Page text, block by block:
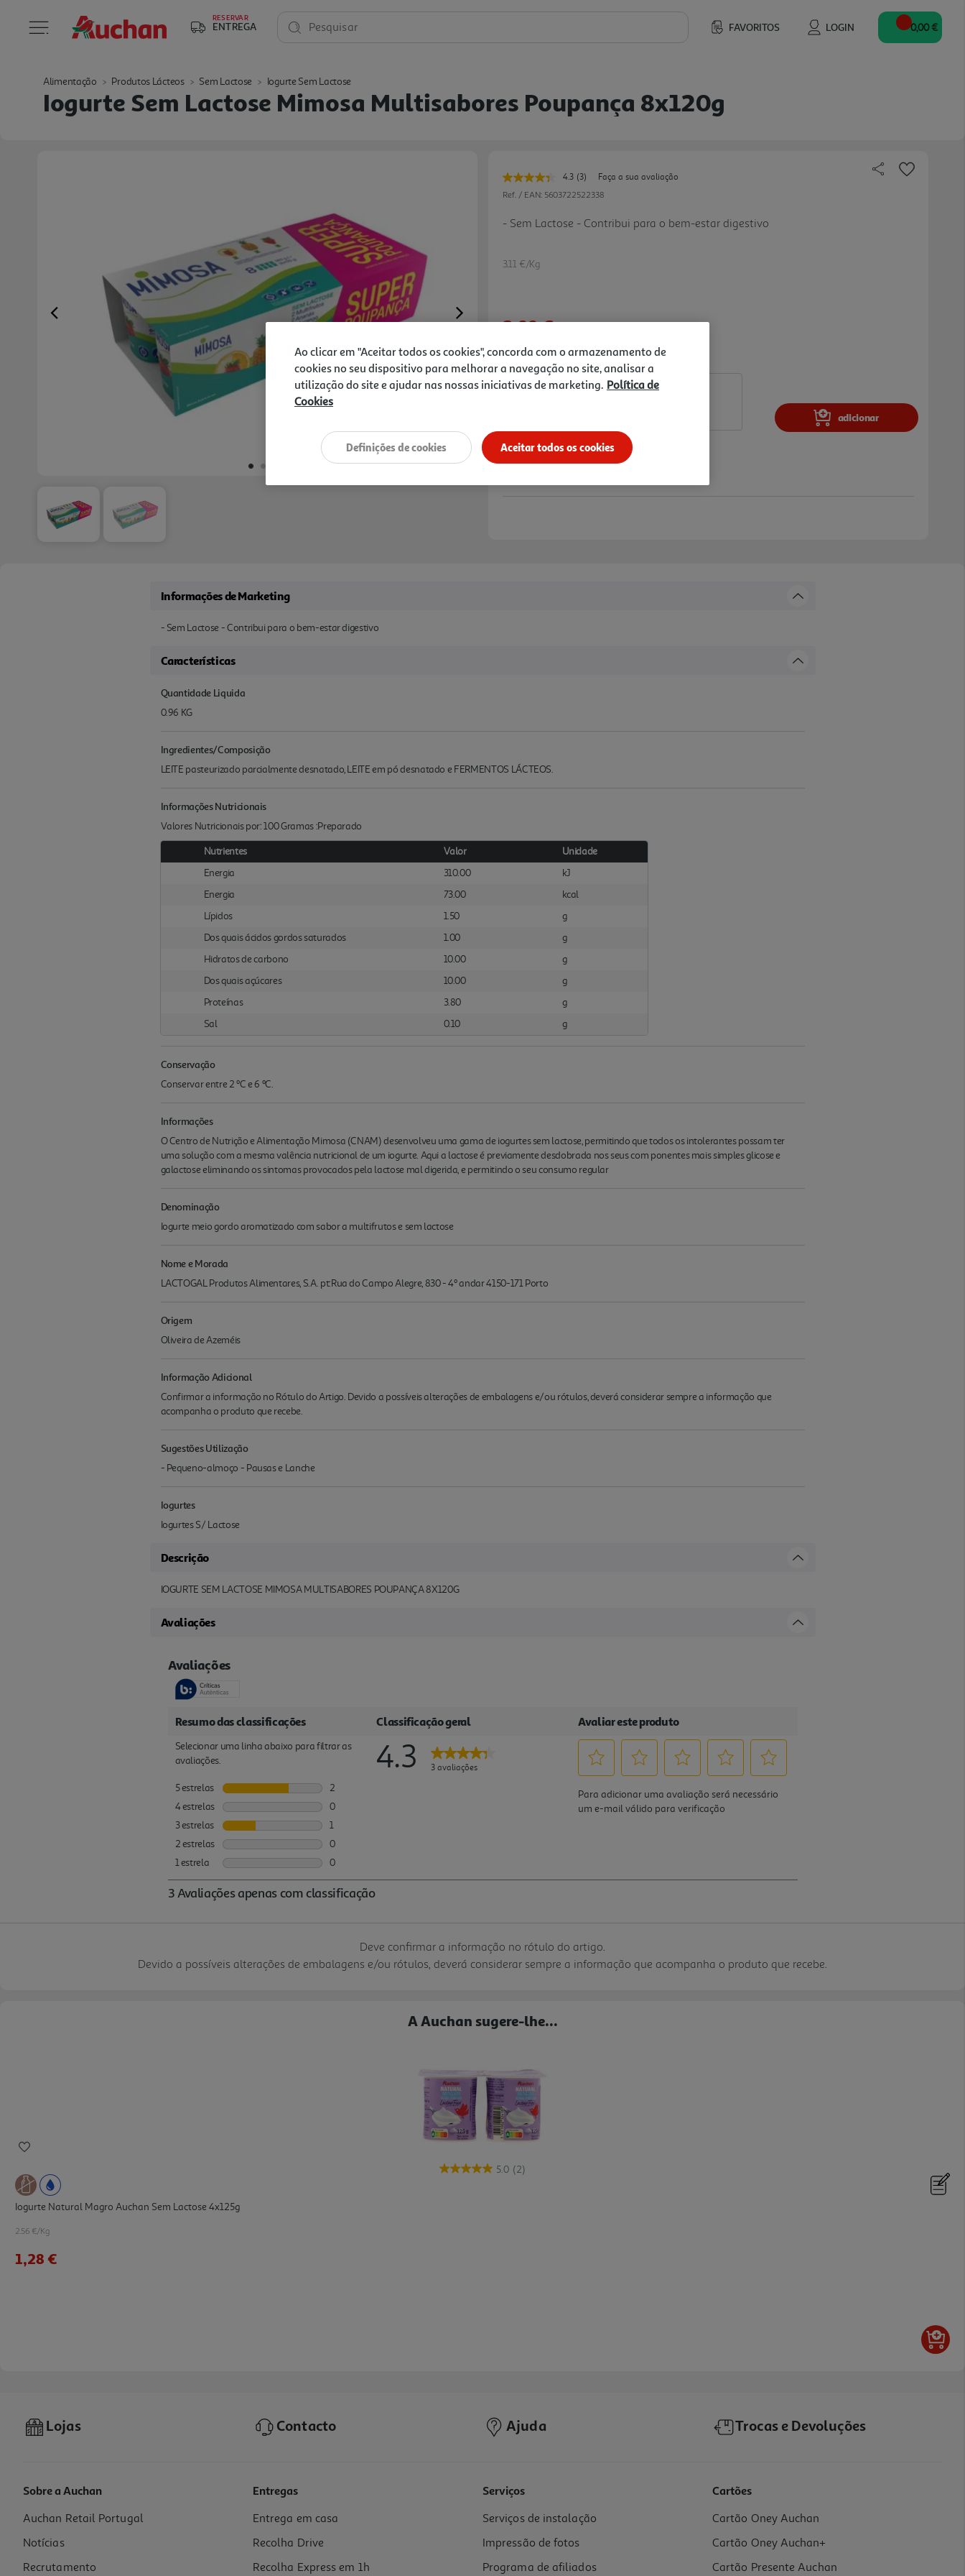
RESERVAR
ENTREGA FAVORITOS LOGIN
Pesquisar 0,00 €
Alimentação Produtos Lácteos Sem Lactose Iogurte Sem Lactose
Iogurte Sem Lactose Mimosa Multisabores Poupança 8x120g
Previous Next
4.3 Leu
3
Link
para
(3)
Faça a sua avaliação
Ref. / EAN: 5603722522338
- Sem Lactose - Contribui para o bem-estar digestivo
3.11 €/Kg
2,99 €
Notas de preparação
adicionar
Informações de Marketing
- Sem Lactose - Contribui para o bem-estar digestivo
Características
Quantidade Liquida
0.96 KG
Ingredientes/Composição
LEITE pasteurizado parcialmente desnatado, LEITE em pó desnatado e FERMENTOS LÁCTEOS.
Informações Nutricionais
Valores Nutricionais por: 100 Gramas :Preparado
Nutrientes Valor
Unidade
Energia
310.00
kJ
Energia
73.00
kcal
Lípidos
1.50
g
Dos quais ácidos gordos saturados
1.00
g
Hidratos de carbono
10.00
g
Dos quais açúcares
10.00
g
Proteínas
3.80
g
Sal
0.10 g
Conservação
Conservar entre 2 ºC e 6 ºC.
Informações
O Centro de Nutrição e Alimentação Mimosa (CNAM) desenvolveu uma gama de iogurtes sem lactose, permitindo que todos os intolerantes possam ter
uma solução com a mesma valência nutricional de um iogurte. Aqui a lactose é previamente desdobrada nos seus com ponentes mais simples glicose e
galactose eliminando os sintomas provocados pela lactose mal digerida, e permitindo o seu consumo regular
Denominação
Iogurte meio gordo aromatizado com sabor a multifrutos e sem lactose
Nome e Morada
LACTOGAL Produtos Alimentares, S.A. pt:Rua do Campo Alegre, 830 - 4º andar 4150-171 Porto
Origem
Oliveira de Azeméis
Informação Adicional
Confirmar a informação no Rótulo do Artigo. Devido a possíveis alterações de embalagens e/ou rótulos, deverá considerar sempre a informação que
acompanha o produto que recebe.
Sugestões Utilização
- Pequeno-almoço - Pausas e Lanche
Iogurtes
Iogurtes S/ Lactose
Descrição
IOGURTE SEM LACTOSE MIMOSA MULTISABORES POUPANÇA 8X120G
Avaliações
Deve confirmar a informação no rótulo do artigo.
Devido a possíveis alterações de embalagens e/ou rótulos, deverá considerar sempre a informação que acompanha o produto que recebe.
A Auchan sugere-lhe...
5.0 (2)
Iogurte Natural Magro Auchan Sem Lactose 4x125g
2.56 €/Kg
1,28 €
Iogurte Mimosa Sem Lactose Magro Natural 4x125g
4.35 €/Kg
2,09 €
Lojas Contacto Ajuda Trocas e Devoluções
Sobre a Auchan
Auchan Retail Portugal
Notícias
Recrutamento
Entregas
Entrega em casa
Recolha Drive
Recolha Express em 1h
Serviços
Serviços de instalação
Impressão de fotos
Programa de afiliados
Cartões
Cartão Oney Auchan
Cartão Oney Auchan+
Cartão Presente Auchan
Ao clicar em "Aceitar todos os cookies", concorda com o armazenamento de
cookies no seu dispositivo para melhorar a navegação no site, analisar a
utilização do site e ajudar nas nossas iniciativas de marketing. Política de
Cookies
Aceitar todos os cookies
Definições de cookies